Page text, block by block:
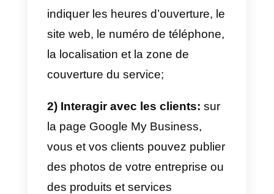
l’activité et dans quelle mesure
elle est proche de la demande de
l’utilisateur. La pertinence est
établie lors de l’inscription et de la
vérification du compte et sur la
base des données de
référencement;